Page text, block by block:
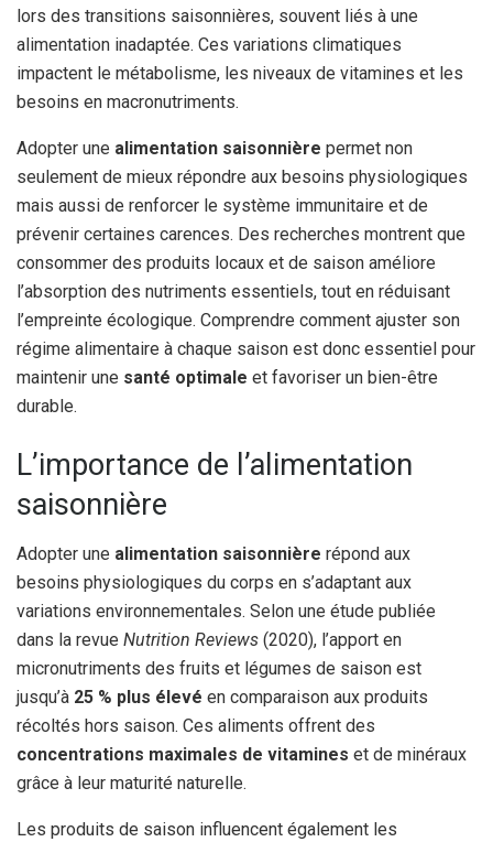
lors des transitions saisonnières, souvent liés à une
alimentation inadaptée. Ces variations climatiques
impactent le métabolisme, les niveaux de vitamines et les
besoins en macronutriments.
Adopter une alimentation saisonnière permet non
seulement de mieux répondre aux besoins physiologiques
mais aussi de renforcer le système immunitaire et de
prévenir certaines carences. Des recherches montrent que
consommer des produits locaux et de saison améliore
l’absorption des nutriments essentiels, tout en réduisant
l’empreinte écologique. Comprendre comment ajuster son
régime alimentaire à chaque saison est donc essentiel pour
maintenir une santé optimale et favoriser un bien-être
durable.
L’importance de l’alimentation
saisonnière
Adopter une alimentation saisonnière répond aux
besoins physiologiques du corps en s’adaptant aux
variations environnementales. Selon une étude publiée
dans la revue Nutrition Reviews (2020), l’apport en
micronutriments des fruits et légumes de saison est
jusqu’à 25 % plus élevé en comparaison aux produits
récoltés hors saison. Ces aliments offrent des
concentrations maximales de vitamines et de minéraux
grâce à leur maturité naturelle.
Les produits de saison influencent également les